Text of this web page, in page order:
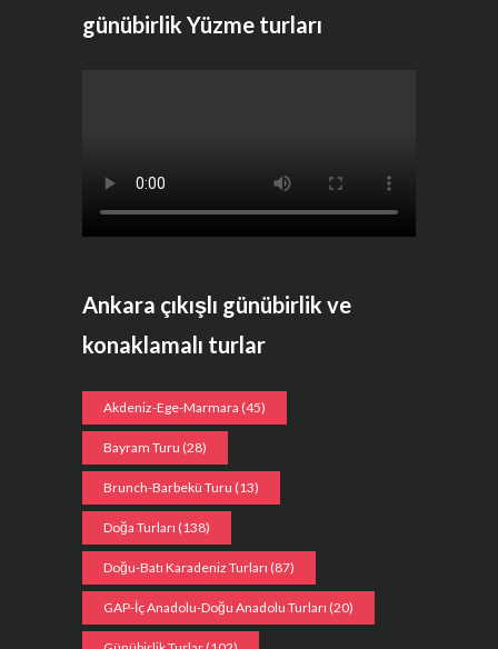
günübirlik Yüzme turları
Ankara çıkışlı günübirlik ve
konaklamalı turlar
Akdeniz-Ege-Marmara (45)
Bayram Turu (28)
Brunch-Barbekü Turu (13)
Doğa Turları (138)
Doğu-Batı Karadeniz Turları (87)
GAP-İç Anadolu-Doğu Anadolu Turları (20)